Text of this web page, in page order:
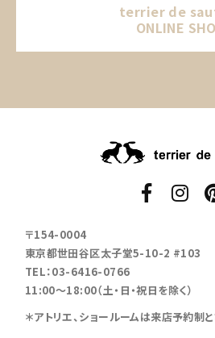
terrier de
ONLINE
〒154-0004
東京都世田谷区太子堂5-10-2 #103
TEL：03-6416-0766
11:00～18:00（土・日・祝日を除く）
＊アトリエ、ショールームは来店予約制と